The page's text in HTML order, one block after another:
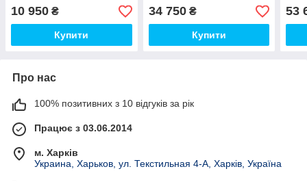
10 950 ₴
Купити
34 750₴
Купити
53
Про нас
100% позитивних з 10 відгуків за рік
Працює з 03.06.2014
м. Харків
Украина, Харьков, ул. Текстильная 4-А, Харків, Україна